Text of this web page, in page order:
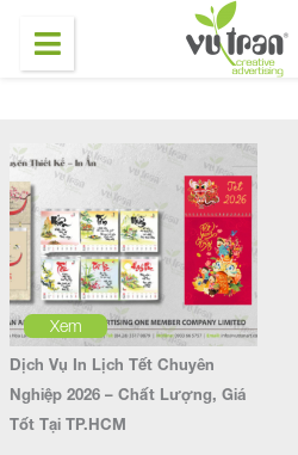
Xem
Dịch Vụ In Lịch Tết Chuyên
Nghiệp 2026 – Chất Lượng, Giá
Tốt Tại TP.HCM